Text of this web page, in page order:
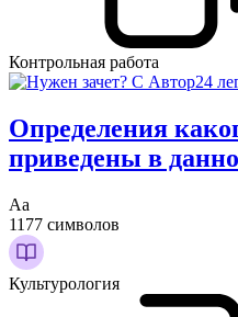
Контрольная работа
Определения
приведены в
Аа
1177 символов
Культурология